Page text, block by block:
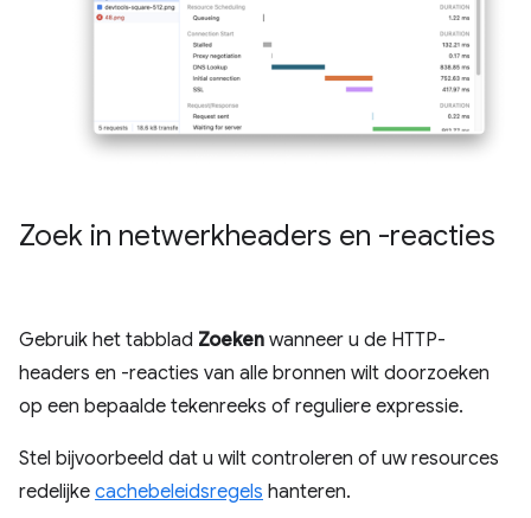
Zoek in netwerkheaders en -reacties
Gebruik het tabblad Zoeken wanneer u de HTTP-
headers en -reacties van alle bronnen wilt doorzoeken
op een bepaalde tekenreeks of reguliere expressie.
Stel bijvoorbeeld dat u wilt controleren of uw resources
redelijke cachebeleidsregels hanteren.